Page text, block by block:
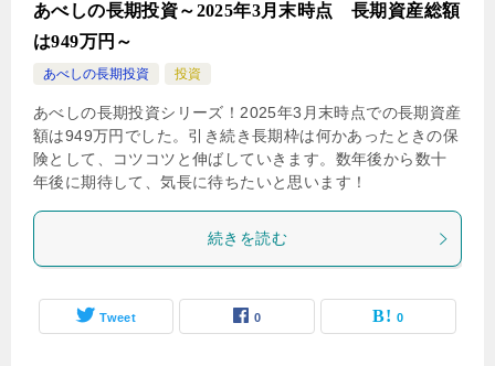
あべしの長期投資～2025年3月末時点 長期資産総額
は949万円～
あべしの長期投資 投資
あべしの長期投資シリーズ！2025年3月末時点での長期資産
額は949万円でした。引き続き長期枠は何かあったときの保
険として、コツコツと伸ばしていきます。数年後から数十
年後に期待して、気長に待ちたいと思います！
続きを読む
Tweet 0 0